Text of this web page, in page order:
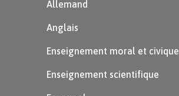
Allemand
Anglais
Enseignement moral et civique
Enseignement scientifique